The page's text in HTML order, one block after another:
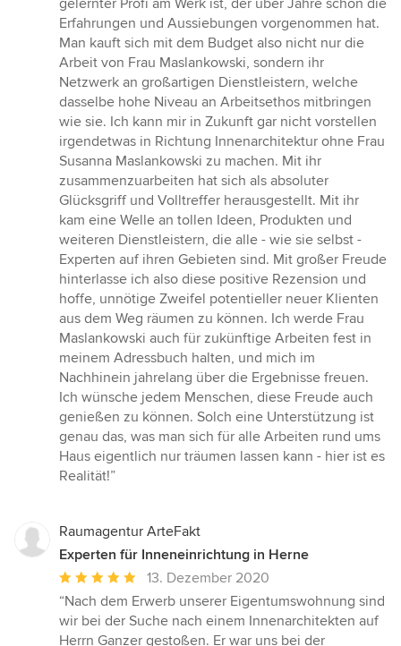
gelernter Profi am Werk ist, der über Jahre schon die
Erfahrungen und Aussiebungen vorgenommen hat.
Man kauft sich mit dem Budget also nicht nur die
Arbeit von Frau Maslankowski, sondern ihr
Netzwerk an großartigen Dienstleistern, welche
dasselbe hohe Niveau an Arbeitsethos mitbringen
wie sie. Ich kann mir in Zukunft gar nicht vorstellen
irgendetwas in Richtung Innenarchitektur ohne Frau
Susanna Maslankowski zu machen. Mit ihr
zusammenzuarbeiten hat sich als absoluter
Glücksgriff und Volltreffer herausgestellt. Mit ihr
kam eine Welle an tollen Ideen, Produkten und
weiteren Dienstleistern, die alle - wie sie selbst -
Experten auf ihren Gebieten sind. Mit großer Freude
hinterlasse ich also diese positive Rezension und
hoffe, unnötige Zweifel potentieller neuer Klienten
aus dem Weg räumen zu können. Ich werde Frau
Maslankowski auch für zukünftige Arbeiten fest in
meinem Adressbuch halten, und mich im
Nachhinein jahrelang über die Ergebnisse freuen.
Ich wünsche jedem Menschen, diese Freude auch
genießen zu können. Solch eine Unterstützung ist
genau das, was man sich für alle Arbeiten rund ums
Haus eigentlich nur träumen lassen kann - hier ist es
Realität!”
Raumagentur ArteFakt
Experten für Inneneinrichtung in Herne
Durchschnittliche
Bewertung:
5
von
13. Dezember 2020
“Nach dem Erwerb unserer Eigentumswohnung sind
wir bei der Suche nach einem Innenarchitekten auf
Herrn Ganzer gestoßen. Er war uns bei der